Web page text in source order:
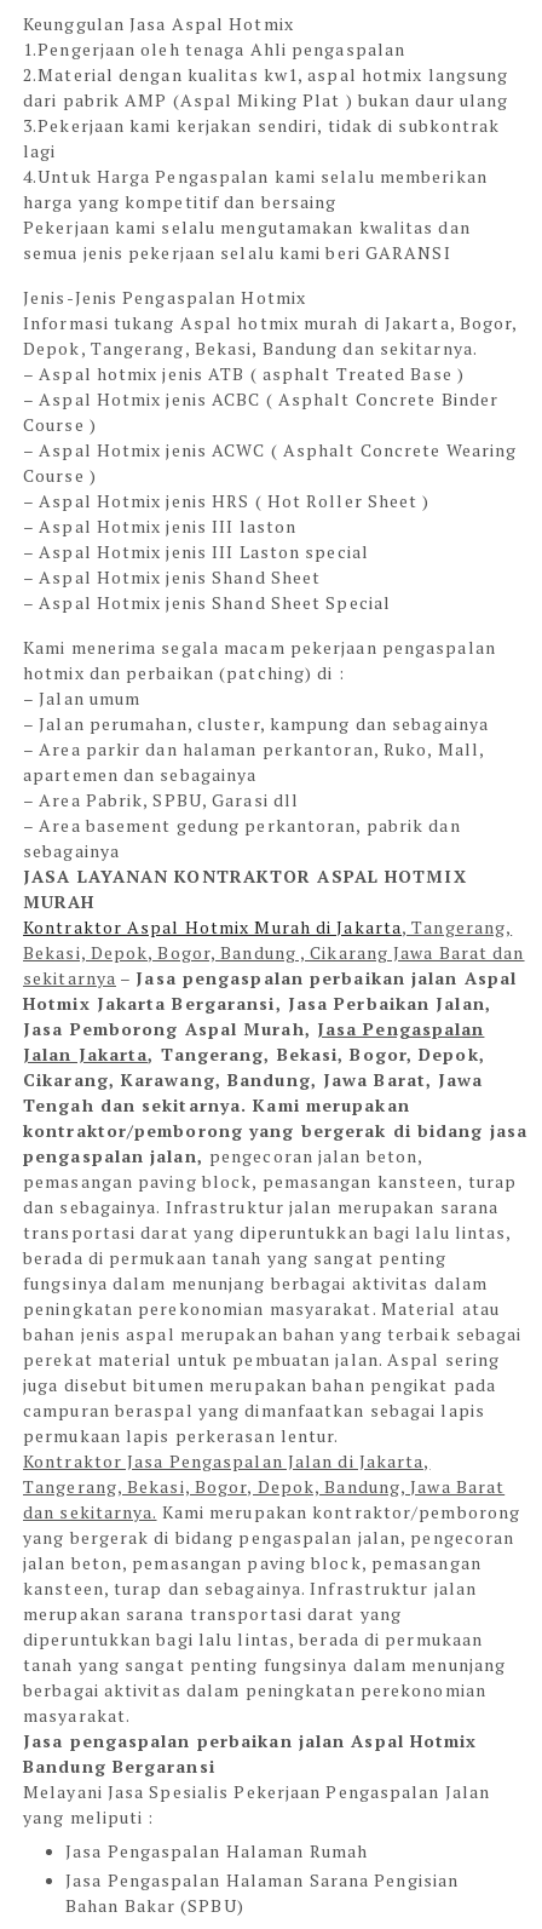
Keunggulan Jasa Aspal Hotmix
1.Pengerjaan oleh tenaga Ahli pengaspalan
2.Material dengan kualitas kw1, aspal hotmix langsung
dari pabrik AMP (Aspal Miking Plat ) bukan daur ulang
3.Pekerjaan kami kerjakan sendiri, tidak di subkontrak
lagi
4.Untuk Harga Pengaspalan kami selalu memberikan
harga yang kompetitif dan bersaing
Pekerjaan kami selalu mengutamakan kwalitas dan
semua jenis pekerjaan selalu kami beri GARANSI
Jenis-Jenis Pengaspalan Hotmix
Informasi tukang Aspal hotmix murah di Jakarta, Bogor,
Depok, Tangerang, Bekasi, Bandung dan sekitarnya.
– Aspal hotmix jenis ATB ( asphalt Treated Base )
– Aspal Hotmix jenis ACBC ( Asphalt Concrete Binder
Course )
– Aspal Hotmix jenis ACWC ( Asphalt Concrete Wearing
Course )
– Aspal Hotmix jenis HRS ( Hot Roller Sheet )
– Aspal Hotmix jenis III laston
– Aspal Hotmix jenis III Laston special
– Aspal Hotmix jenis Shand Sheet
– Aspal Hotmix jenis Shand Sheet Special
Kami menerima segala macam pekerjaan pengaspalan
hotmix dan perbaikan (patching) di :
– Jalan umum
– Jalan perumahan, cluster, kampung dan sebagainya
– Area parkir dan halaman perkantoran, Ruko, Mall,
apartemen dan sebagainya
– Area Pabrik, SPBU, Garasi dll
– Area basement gedung perkantoran, pabrik dan
sebagainya
JASA LAYANAN KONTRAKTOR ASPAL HOTMIX
MURAH
Kontraktor Aspal Hotmix Murah di Jakarta, Tangerang,
Bekasi, Depok, Bogor, Bandung , Cikarang Jawa Barat dan
sekitarnya – Jasa pengaspalan perbaikan jalan Aspal
Hotmix Jakarta Bergaransi, Jasa Perbaikan Jalan,
Jasa Pemborong Aspal Murah, Jasa Pengaspalan
Jalan Jakarta, Tangerang, Bekasi, Bogor, Depok,
Cikarang, Karawang, Bandung, Jawa Barat, Jawa
Tengah dan sekitarnya. Kami merupakan
kontraktor/pemborong yang bergerak di bidang jasa
pengaspalan jalan, pengecoran jalan beton,
pemasangan paving block, pemasangan kansteen, turap
dan sebagainya. Infrastruktur jalan merupakan sarana
transportasi darat yang diperuntukkan bagi lalu lintas,
berada di permukaan tanah yang sangat penting
fungsinya dalam menunjang berbagai aktivitas dalam
peningkatan perekonomian masyarakat. Material atau
bahan jenis aspal merupakan bahan yang terbaik sebagai
perekat material untuk pembuatan jalan. Aspal sering
juga disebut bitumen merupakan bahan pengikat pada
campuran beraspal yang dimanfaatkan sebagai lapis
permukaan lapis perkerasan lentur.
Kontraktor Jasa Pengaspalan Jalan di Jakarta,
Tangerang, Bekasi, Bogor, Depok, Bandung, Jawa Barat
dan sekitarnya. Kami merupakan kontraktor/pemborong
yang bergerak di bidang pengaspalan jalan, pengecoran
jalan beton, pemasangan paving block, pemasangan
kansteen, turap dan sebagainya. Infrastruktur jalan
merupakan sarana transportasi darat yang
diperuntukkan bagi lalu lintas, berada di permukaan
tanah yang sangat penting fungsinya dalam menunjang
berbagai aktivitas dalam peningkatan perekonomian
masyarakat.
Jasa pengaspalan perbaikan jalan Aspal Hotmix
Bandung Bergaransi
Melayani Jasa Spesialis Pekerjaan Pengaspalan Jalan
yang meliputi :
Jasa Pengaspalan Halaman Rumah
Jasa Pengaspalan Halaman Sarana Pengisian
Bahan Bakar (SPBU)